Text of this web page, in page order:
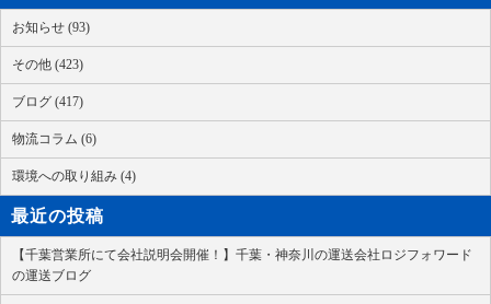
お知らせ (93)
その他 (423)
ブログ (417)
物流コラム (6)
環境への取り組み (4)
最近の投稿
【千葉営業所にて会社説明会開催！】千葉・神奈川の運送会社ロジフォワード
の運送ブログ